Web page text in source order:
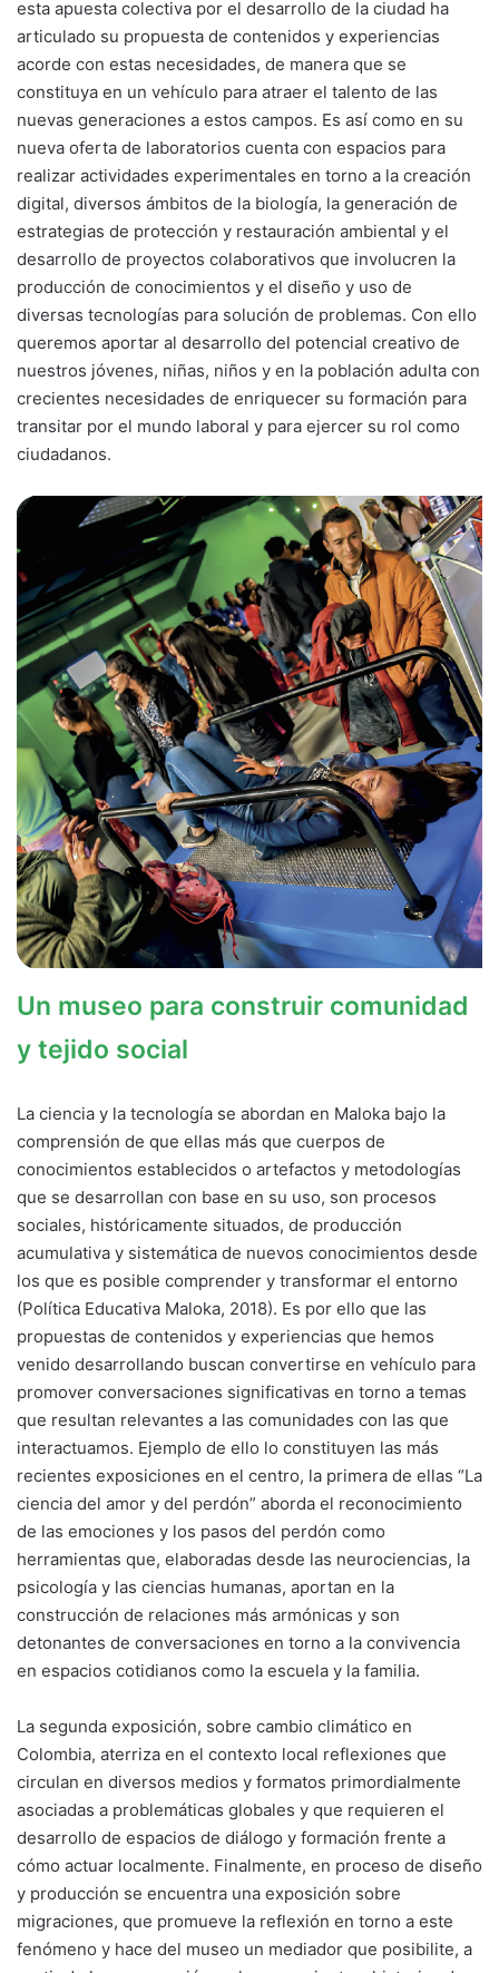
esta apuesta colectiva por el desarrollo de la ciudad ha
articulado su propuesta de contenidos y experiencias
acorde con estas necesidades, de manera que se
constituya en un vehículo para atraer el talento de las
nuevas generaciones a estos campos. Es así como en su
nueva oferta de laboratorios cuenta con espacios para
realizar actividades experimentales en torno a la creación
digital, diversos ámbitos de la biología, la generación de
estrategias de protección y restauración ambiental y el
desarrollo de proyectos colaborativos que involucren la
producción de conocimientos y el diseño y uso de
diversas tecnologías para solución de problemas. Con ello
queremos aportar al desarrollo del potencial creativo de
nuestros jóvenes, niñas, niños y en la población adulta con
crecientes necesidades de enriquecer su formación para
transitar por el mundo laboral y para ejercer su rol como
ciudadanos.
Un museo para construir comunidad
y tejido social
La ciencia y la tecnología se abordan en Maloka bajo la
comprensión de que ellas más que cuerpos de
conocimientos establecidos o artefactos y metodologías
que se desarrollan con base en su uso, son procesos
sociales, históricamente situados, de producción
acumulativa y sistemática de nuevos conocimientos desde
los que es posible comprender y transformar el entorno
(Política Educativa Maloka, 2018). Es por ello que las
propuestas de contenidos y experiencias que hemos
venido desarrollando buscan convertirse en vehículo para
promover conversaciones significativas en torno a temas
que resultan relevantes a las comunidades con las que
interactuamos. Ejemplo de ello lo constituyen las más
recientes exposiciones en el centro, la primera de ellas “La
ciencia del amor y del perdón” aborda el reconocimiento
de las emociones y los pasos del perdón como
herramientas que, elaboradas desde las neurociencias, la
psicología y las ciencias humanas, aportan en la
construcción de relaciones más armónicas y son
detonantes de conversaciones en torno a la convivencia
en espacios cotidianos como la escuela y la familia.
La segunda exposición, sobre cambio climático en
Colombia, aterriza en el contexto local reflexiones que
circulan en diversos medios y formatos primordialmente
asociadas a problemáticas globales y que requieren el
desarrollo de espacios de diálogo y formación frente a
cómo actuar localmente. Finalmente, en proceso de diseño
y producción se encuentra una exposición sobre
migraciones, que promueve la reflexión en torno a este
fenómeno y hace del museo un mediador que posibilite, a